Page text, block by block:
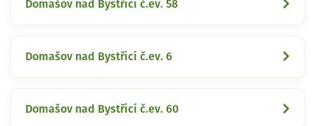
Domašov nad Bystřicí č.ev. 58
Domašov nad Bystřicí č.ev. 6
Domašov nad Bystřicí č.ev. 60